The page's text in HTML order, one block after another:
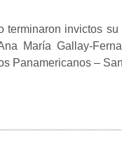
terminaron invictos su
María Gallay-
Panamericanos –